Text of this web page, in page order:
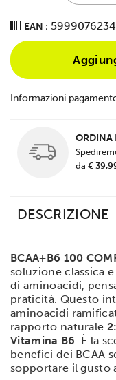
EAN :
Informazioni
ORDINA
da €
DESCRIZIONE
BCAA+B6 100
soluzione classica
di aminoacidi,
praticità. Questo
aminoacidi
rapporto naturale
Vitamina B6 . È la
benefici dei BCAA
sopportare il gusto